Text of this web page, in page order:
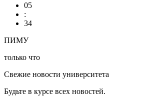
05
:
34
ПИМУ
только что
Свежие новости университета
Будьте в курсе всех новостей.